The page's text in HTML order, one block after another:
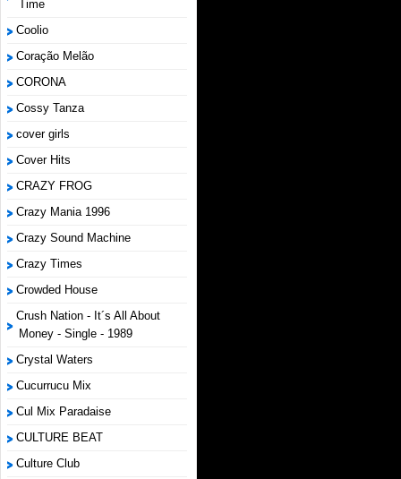
Time
Coolio
Coração Melão
CORONA
Cossy Tanza
cover girls
Cover Hits
CRAZY FROG
Crazy Mania 1996
Crazy Sound Machine
Crazy Times
Crowded House
Crush Nation - It´s All About
Money - Single - 1989
Crystal Waters
Cucurrucu Mix
Cul Mix Paradaise
CULTURE BEAT
Culture Club